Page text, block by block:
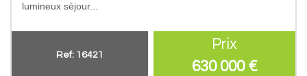
lumineux séjour...
Ref: 16421
Prix
630 000 €